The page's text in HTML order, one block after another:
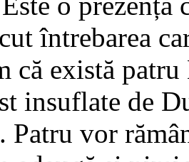
întrebarea
că există
insuflate de
Patru vor